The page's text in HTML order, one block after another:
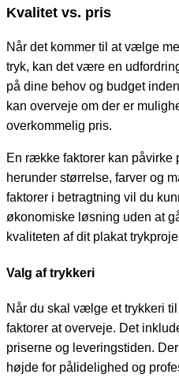
Kvalitet vs. pris
Når det kommer til at vælge
tryk, kan det være en
på dine behov og budget
kan overveje om der er
overkommelig pris.
En række faktorer kan påvirke
herunder størrelse, farver og
faktorer i betragtning vil du
økonomiske løsning uden at
kvaliteten af dit plakat
Valg af trykkeri
Når du skal vælge et trykkeri
faktorer at overveje. Det
priserne og leveringstiden.
højde for pålidelighed og